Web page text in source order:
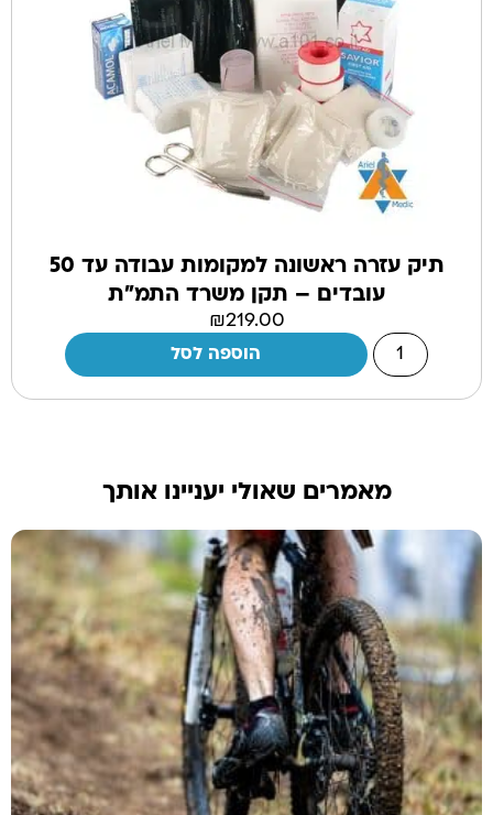
תיק עזרה ראשונה למקומות עבודה עד 50
עובדים – תקן משרד התמ"ת
₪219.00
הוספה לסל
מאמרים שאולי יעניינו אותך